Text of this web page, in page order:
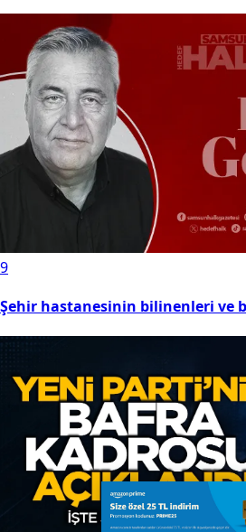
9
Şehir hastanesinin bilinenleri ve